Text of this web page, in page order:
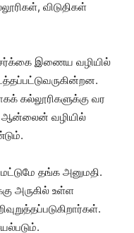
விடுதிகள்
இணைய வழியில்
கல்லூரிகளுக்கு வர
ஆன்லைன் வழியில்
தங்க அனுமதி.
அருகில் உள்ள